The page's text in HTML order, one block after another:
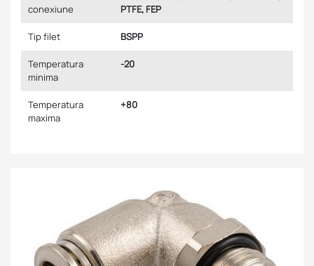
conexiune
PTFE, FEP
Tip filet BSPP
Temperatura
minima
-20
Temperatura
maxima
+80